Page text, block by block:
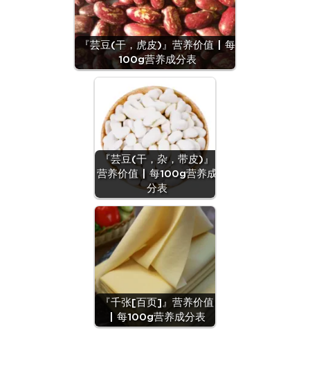
『芸豆(干，虎皮)』营养价值 | 每
100g营养成分表
『芸豆(干，杂，带皮)』
营养价值 | 每100g营养成
分表
『千张[百页]』营养价值
| 每100g营养成分表